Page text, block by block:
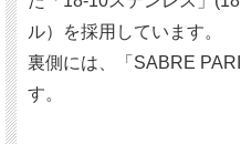
ル）を採用しています。
裏側には、「SABRE
す。